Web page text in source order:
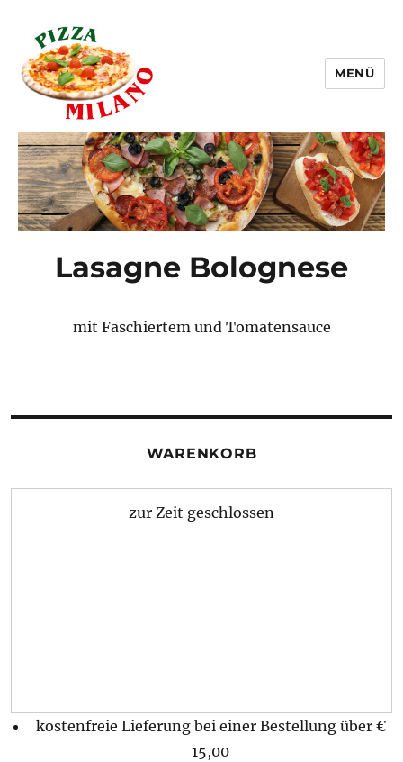
Pizza Milano Linz
MENÜ
Lasagne Bolognese
mit Faschiertem und Tomatensauce
WARENKORB
zur Zeit geschlossen
kostenfreie Lieferung bei einer Bestellung über €
15,00